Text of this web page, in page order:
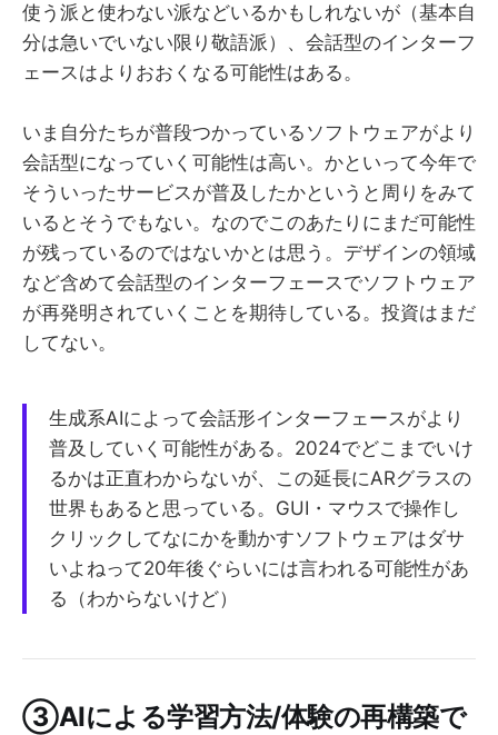
使う派と使わない派などいるかもしれないが（基本自
分は急いでいない限り敬語派）、会話型のインターフ
ェースはよりおおくなる可能性はある。
いま自分たちが普段つかっているソフトウェアがより
会話型になっていく可能性は高い。かといって今年で
そういったサービスが普及したかというと周りをみて
いるとそうでもない。なのでこのあたりにまだ可能性
が残っているのではないかとは思う。デザインの領域
など含めて会話型のインターフェースでソフトウェア
が再発明されていくことを期待している。投資はまだ
してない。
生成系AIによって会話形インターフェースがより
普及していく可能性がある。2024でどこまでいけ
るかは正直わからないが、この延長にARグラスの
世界もあると思っている。GUI・マウスで操作し
クリックしてなにかを動かすソフトウェアはダサ
いよねって20年後ぐらいには言われる可能性があ
る（わからないけど）
③AIによる学習方法/体験の再構築で